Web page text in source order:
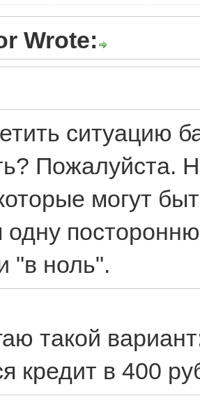
Wrote:
ситуацию
Пожалуйста.
могут
одну
"в ноль".
такой
кредит в 400